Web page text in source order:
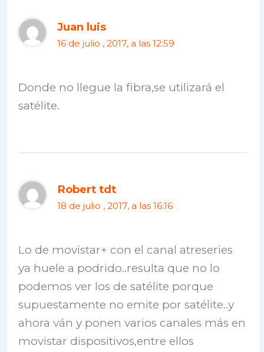
Juan luis
16 de julio , 2017, a las 12:59
Donde no llegue la fibra,se utilizará el
satélite.
Robert tdt
18 de julio , 2017, a las 16:16
Lo de movistar+ con el canal atreseries
ya huele a podrido..resulta que no lo
podemos ver los de satélite porque
supuestamente no emite por satélite..y
ahora ván y ponen varios canales más en
movistar dispositivos,entre ellos